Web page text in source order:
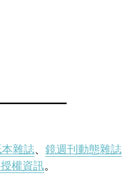
雜誌、 鏡週刊動態雜誌
權資訊。